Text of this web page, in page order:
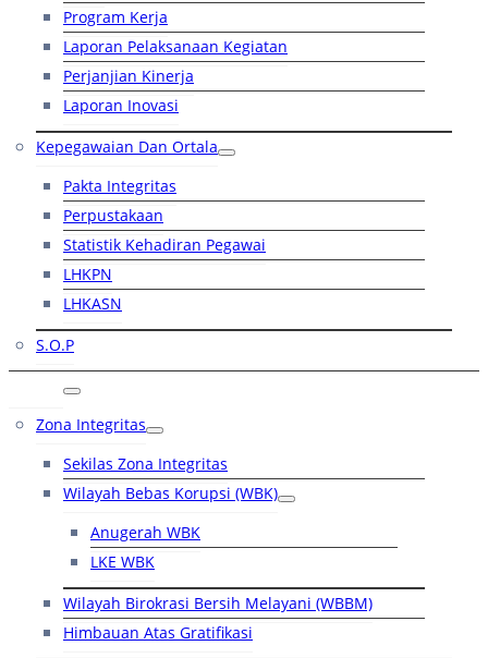
Program Kerja
Laporan Pelaksanaan Kegiatan
Perjanjian Kinerja
Laporan Inovasi
Kepegawaian Dan Ortala
Pakta Integritas
Perpustakaan
Statistik Kehadiran Pegawai
LHKPN
LHKASN
S.O.P
Zona Integritas
Sekilas Zona Integritas
Wilayah Bebas Korupsi (WBK)
Anugerah WBK
LKE WBK
Wilayah Birokrasi Bersih Melayani (WBBM)
Himbauan Atas Gratifikasi